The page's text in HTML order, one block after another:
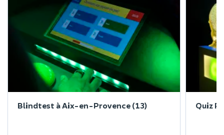
Blindtest à Aix-en-Provence (13) Quiz